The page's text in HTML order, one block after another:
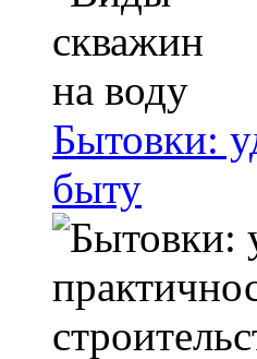
Бытовки:
быту